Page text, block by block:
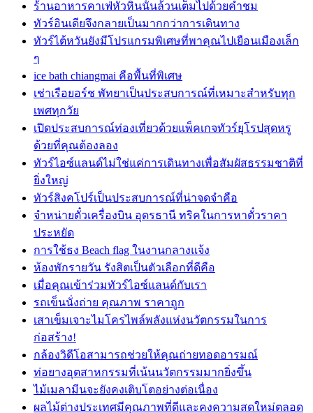
ร้านอาหารคาเฟ่หัวหินนั้นล้วนเต็มไปด้วยคำชม
ทัวร์อินเดียจึงกลายเป็นมากกว่าการเดินทาง
ทัวร์ไต้หวันยังมีโปรแกรมพิเศษที่พาคุณไปเยือนเมืองเล็ก
ๆ
ice bath chiangmai คือพื้นที่พิเศษ
เช่าเรือยอร์ช พัทยาเป็นประสบการณ์ที่เหมาะสำหรับทุก
เพศทุกวัย
เปิดประสบการณ์ท่องเที่ยวด้วยแพ็คเกจทัวร์ยุโรปสุดหรู
ด้วยที่คุณต้องลอง
ทัวร์ไอซ์แลนด์ไม่ใช่แค่การเดินทางเพื่อสัมผัสธรรมชาติที่
ยิ่งใหญ่
ทัวร์สิงคโปร์เป็นประสบการณ์ที่น่าจดจำคือ
จำหน่ายตั๋วเครื่องบิน อุดรธานี ทริคในการหาตั๋วราคา
ประหยัด
การใช้ธง Beach flag ในงานกลางแจ้ง
ห้องพักรายวัน รังสิตเป็นตัวเลือกที่ดีคือ
เมื่อคุณเข้าร่วมทัวร์ไอซ์แลนด์กับเรา
รถเข็นนั่งถ่าย คุณภาพ ราคาถูก
เสาเข็มเจาะไมโครไพล์พลังแห่งนวัตกรรมในการ
ก่อสร้าง!
กล้องวิดีโอสามารถช่วยให้คุณถ่ายทอดอารมณ์
ท่อยางอุตสาหกรรมที่เน้นนวัตกรรมมากยิ่งขึ้น
ไม้เมลามีนจะยังคงเติบโตอย่างต่อเนื่อง
ผลไม้ต่างประเทศมีคุณภาพที่ดีและคงความสดใหม่ตลอด